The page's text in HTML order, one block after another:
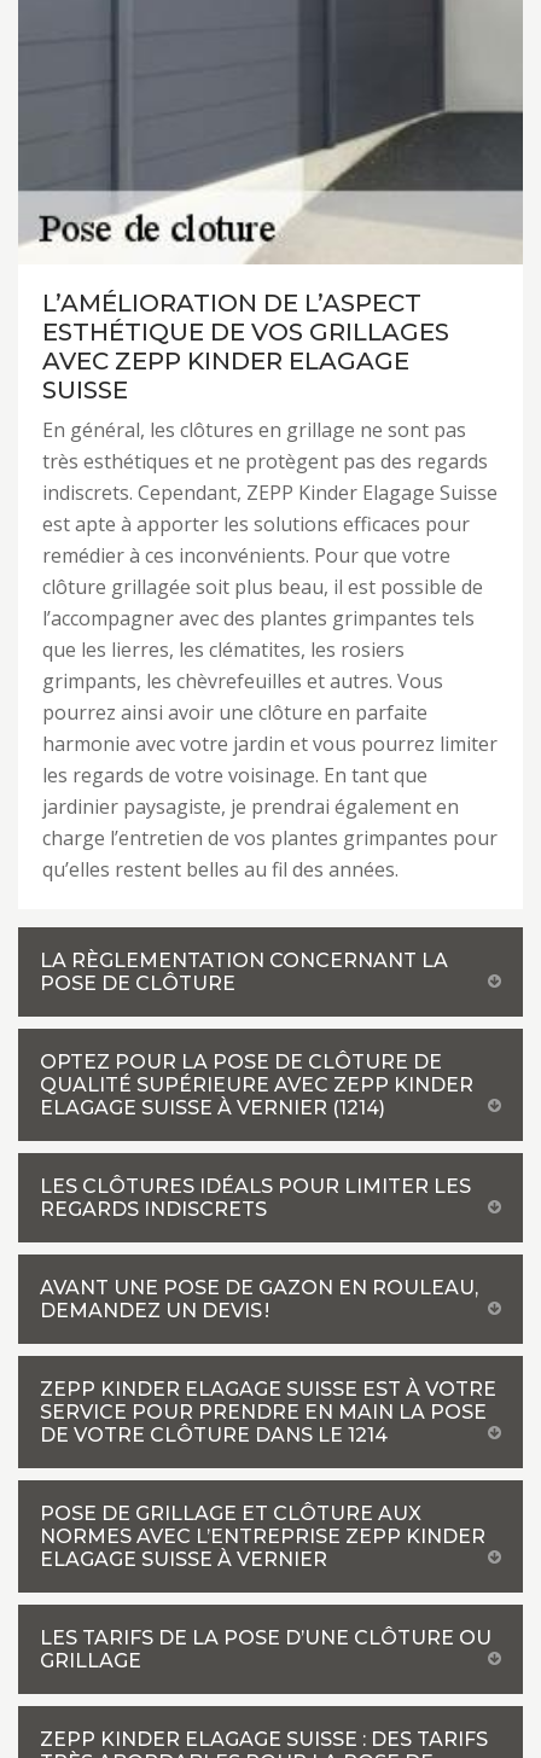
L’AMÉLIORATION DE L’ASPECT
ESTHÉTIQUE DE VOS GRILLAGES
AVEC ZEPP KINDER ELAGAGE
SUISSE
En général, les clôtures en grillage ne sont pas
très esthétiques et ne protègent pas des regards
indiscrets. Cependant, ZEPP Kinder Elagage Suisse
est apte à apporter les solutions efficaces pour
remédier à ces inconvénients. Pour que votre
clôture grillagée soit plus beau, il est possible de
l’accompagner avec des plantes grimpantes tels
que les lierres, les clématites, les rosiers
grimpants, les chèvrefeuilles et autres. Vous
pourrez ainsi avoir une clôture en parfaite
harmonie avec votre jardin et vous pourrez limiter
les regards de votre voisinage. En tant que
jardinier paysagiste, je prendrai également en
charge l’entretien de vos plantes grimpantes pour
qu’elles restent belles au fil des années.
LA RÈGLEMENTATION CONCERNANT LA
POSE DE CLÔTURE
OPTEZ POUR LA POSE DE CLÔTURE DE
QUALITÉ SUPÉRIEURE AVEC ZEPP KINDER
ELAGAGE SUISSE À VERNIER (1214)
LES CLÔTURES IDÉALS POUR LIMITER LES
REGARDS INDISCRETS
AVANT UNE POSE DE GAZON EN ROULEAU,
DEMANDEZ UN DEVIS !
ZEPP KINDER ELAGAGE SUISSE EST À VOTRE
SERVICE POUR PRENDRE EN MAIN LA POSE
DE VOTRE CLÔTURE DANS LE 1214
POSE DE GRILLAGE ET CLÔTURE AUX
NORMES AVEC L’ENTREPRISE ZEPP KINDER
ELAGAGE SUISSE À VERNIER
LES TARIFS DE LA POSE D’UNE CLÔTURE OU
GRILLAGE
ZEPP KINDER ELAGAGE SUISSE : DES TARIFS